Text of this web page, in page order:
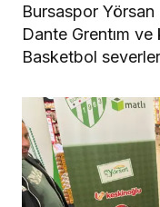
Bursaspor
Dante Grentım
Basketbol